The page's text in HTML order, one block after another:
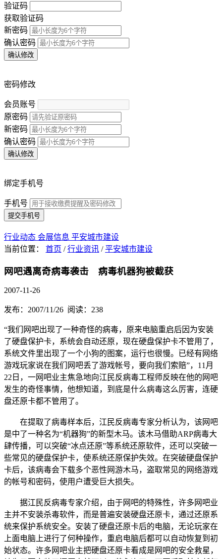
验证码
获取验证码
新密码
确认密码
确认修改
密码修改
会员账号
原密码
新密码
确认密码
确认修改
绑定手机号
手机号
提交手机号
行业动态 会展信息 平安城市建设
当前位置： 首页 / 行业资讯 /平安城市建设
网吧遇离奇病毒袭击 病毒机器狗被截获
2007-11-26
发布：2007/11/26 阅读：238
“我们网吧出现了一种奇怪的病毒，原来电脑重启后因为安装
了硬盘保护卡，系统会自动还原，现在硬盘保护卡不管用了，
系统文件里出现了一个小狗的图案，运行也很慢。已经有网络
游戏玩家说在我们网吧丢了游戏帐号，要向我们索赔”，11月
22日，一网吧业主焦急地向江民反病毒工程师反映在他的网吧
发生的奇怪事情，他想知道，到底是什么病毒这么厉害，连硬
盘还原卡都不管用了。
在提取了病毒样本后，江民反病毒专家分析认为，该网吧
是中了一种名为“机器狗”的新型木马。该木马借助ARP病毒大
肆传播，可以突破“冰点还原”等系统还原软件，还可以突破一
些常见的硬盘保护卡，使系统还原保护失效。在突破硬盘保护
卡后，该病毒会下载多个恶性网游木马，盗取常见的网络游戏
的帐号和密码，使用户遭受巨大损失。
据江民反病毒专家介绍，由于网吧的特殊性，许多网吧业
主并不安装杀毒软件，而是普遍安装硬盘还原卡，通过还原系
统来保护系统安全。安装了硬盘还原卡后的电脑，无论玩家在
上面电脑上进行了何种操作，重启电脑后都可以自动恢复到初
始状态。许多网吧业主把硬盘还原卡看成是网吧的安全救星，